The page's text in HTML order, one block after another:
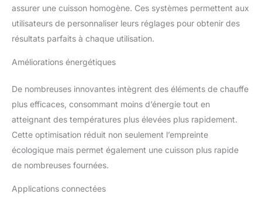
assurer une cuisson homogène. Ces systèmes permettent aux
utilisateurs de personnaliser leurs réglages pour obtenir des
résultats parfaits à chaque utilisation.
Améliorations énergétiques
De nombreuses innovantes intègrent des éléments de chauffe
plus efficaces, consommant moins d’énergie tout en
atteignant des températures plus élevées plus rapidement.
Cette optimisation réduit non seulement l’empreinte
écologique mais permet également une cuisson plus rapide
de nombreuses fournées.
Applications connectées